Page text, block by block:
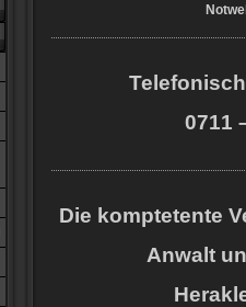
0711
Die komptetente
Anwalt